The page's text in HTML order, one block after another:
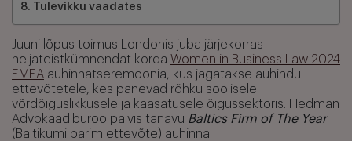
Tulevikku vaadates
Juuni lõpus toimus Londonis juba järjekorras
neljateistkümnendat korda Women in Business Law 2024
EMEA auhinnatseremoonia, kus jagatakse auhindu
ettevõtetele, kes panevad rõhku soolisele
võrdõiguslikkusele ja kaasatusele õigussektoris. Hedman
Advokaadibüroo pälvis tänavu Baltics Firm of The Year
(Baltikumi parim ettevõte) auhinna.